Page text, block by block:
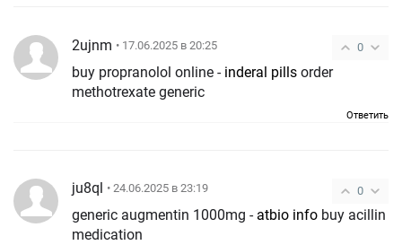
0
2ujnm • 17.06.2025 в 20:25
buy propranolol online - inderal pills order
methotrexate generic
Ответить
0
ju8ql • 24.06.2025 в 23:19
generic augmentin 1000mg - atbio info buy acillin
medication